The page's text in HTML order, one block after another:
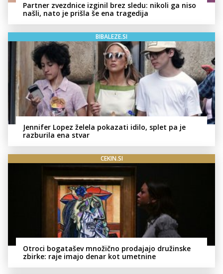
Partner zvezdnice izginil brez sledu: nikoli ga niso
našli, nato je prišla še ena tragedija
BIBALEZE.SI
Jennifer Lopez želela pokazati idilo, splet pa je
razburila ena stvar
CEKIN.SI
Otroci bogatašev množično prodajajo družinske
zbirke: raje imajo denar kot umetnine